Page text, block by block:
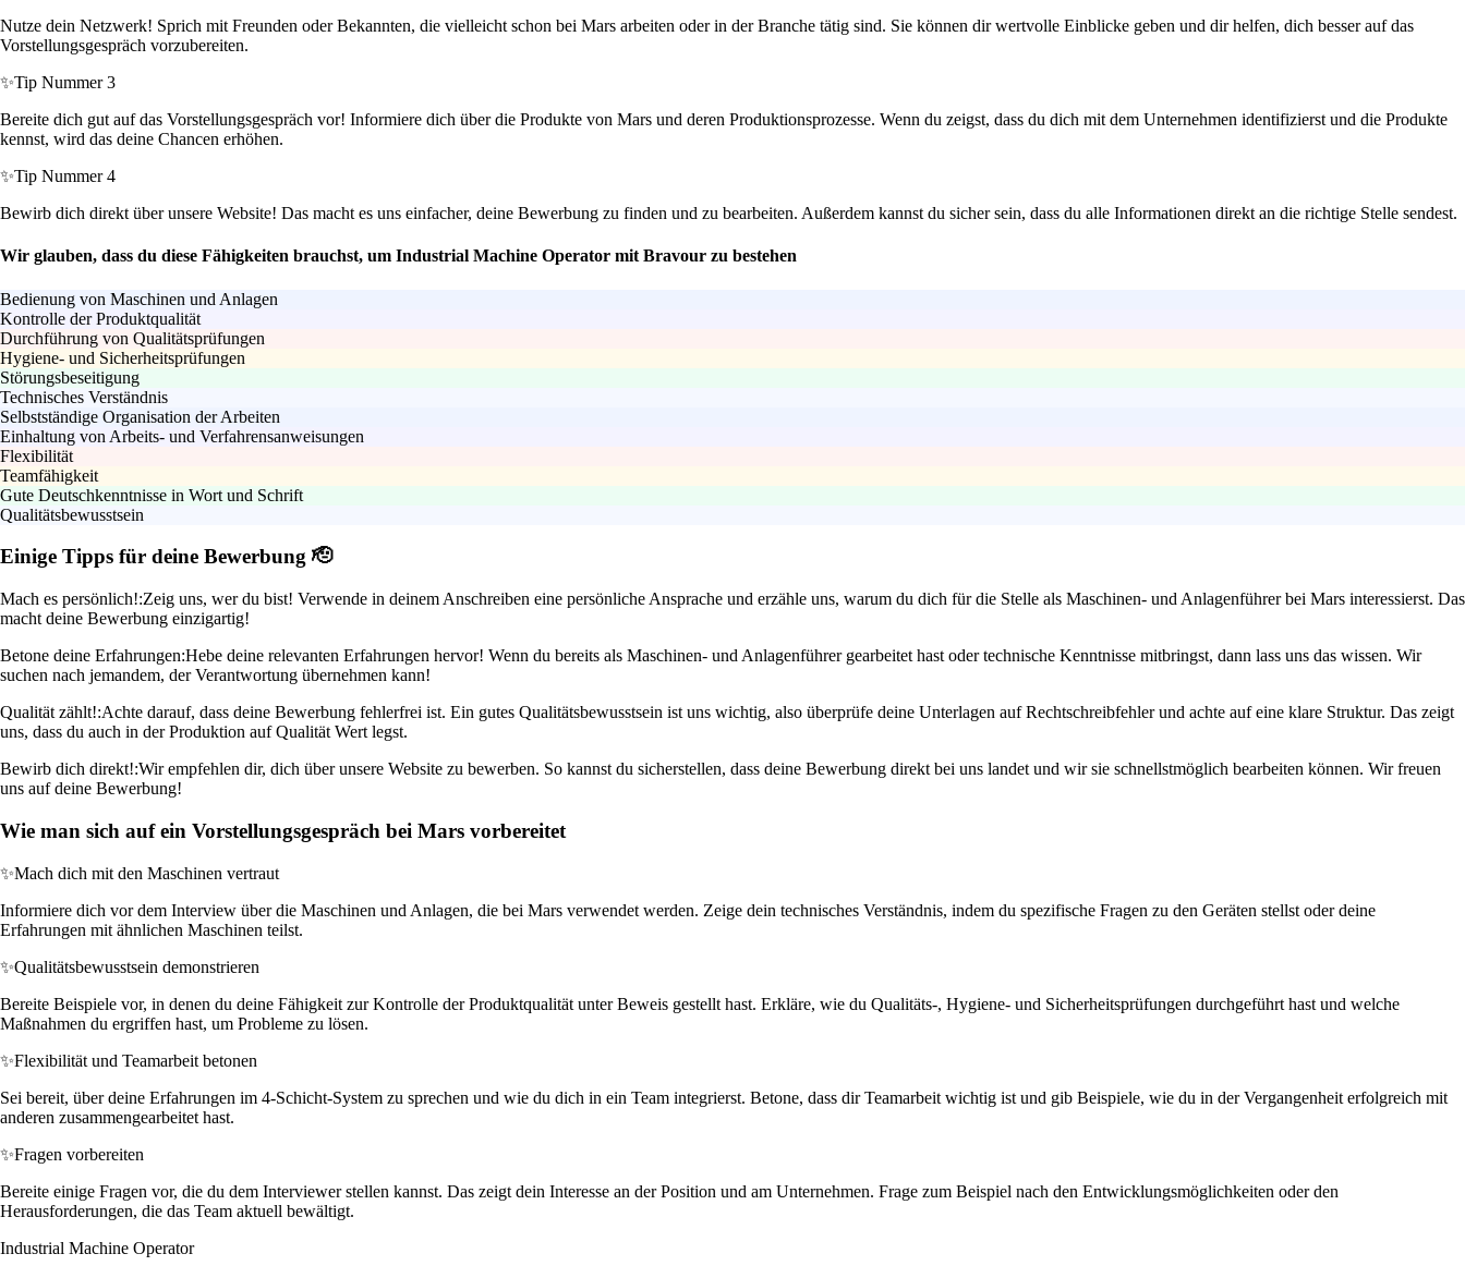
Nutze dein Netzwerk! Sprich mit Freunden oder Bekannten, die vielleicht schon bei Mars arbeiten oder in der Branche tätig sind. Sie können dir wertvolle Einblicke geben und dir helfen, dich besser auf das
Vorstellungsgespräch vorzubereiten.
✨Tip Nummer 3
Bereite dich gut auf das Vorstellungsgespräch vor! Informiere dich über die Produkte von Mars und deren Produktionsprozesse. Wenn du zeigst, dass du dich mit dem Unternehmen identifizierst und die Produkte
kennst, wird das deine Chancen erhöhen.
✨Tip Nummer 4
Bewirb dich direkt über unsere Website! Das macht es uns einfacher, deine Bewerbung zu finden und zu bearbeiten. Außerdem kannst du sicher sein, dass du alle Informationen direkt an die richtige Stelle sendest.
Wir glauben, dass du diese Fähigkeiten brauchst, um Industrial Machine Operator mit Bravour zu bestehen
Bedienung von Maschinen und Anlagen
Kontrolle der Produktqualität
Durchführung von Qualitätsprüfungen
Hygiene- und Sicherheitsprüfungen
Störungsbeseitigung
Technisches Verständnis
Selbstständige Organisation der Arbeiten
Einhaltung von Arbeits- und Verfahrensanweisungen
Flexibilität
Teamfähigkeit
Gute Deutschkenntnisse in Wort und Schrift
Qualitätsbewusstsein
Einige Tipps für deine Bewerbung 🫡
Mach es persönlich!:Zeig uns, wer du bist! Verwende in deinem Anschreiben eine persönliche Ansprache und erzähle uns, warum du dich für die Stelle als Maschinen- und Anlagenführer bei Mars interessierst. Das
macht deine Bewerbung einzigartig!
Betone deine Erfahrungen:Hebe deine relevanten Erfahrungen hervor! Wenn du bereits als Maschinen- und Anlagenführer gearbeitet hast oder technische Kenntnisse mitbringst, dann lass uns das wissen. Wir
suchen nach jemandem, der Verantwortung übernehmen kann!
Qualität zählt!:Achte darauf, dass deine Bewerbung fehlerfrei ist. Ein gutes Qualitätsbewusstsein ist uns wichtig, also überprüfe deine Unterlagen auf Rechtschreibfehler und achte auf eine klare Struktur. Das zeigt
uns, dass du auch in der Produktion auf Qualität Wert legst.
Bewirb dich direkt!:Wir empfehlen dir, dich über unsere Website zu bewerben. So kannst du sicherstellen, dass deine Bewerbung direkt bei uns landet und wir sie schnellstmöglich bearbeiten können. Wir freuen
uns auf deine Bewerbung!
Wie man sich auf ein Vorstellungsgespräch bei Mars vorbereitet
✨Mach dich mit den Maschinen vertraut
Informiere dich vor dem Interview über die Maschinen und Anlagen, die bei Mars verwendet werden. Zeige dein technisches Verständnis, indem du spezifische Fragen zu den Geräten stellst oder deine
Erfahrungen mit ähnlichen Maschinen teilst.
✨Qualitätsbewusstsein demonstrieren
Bereite Beispiele vor, in denen du deine Fähigkeit zur Kontrolle der Produktqualität unter Beweis gestellt hast. Erkläre, wie du Qualitäts-, Hygiene- und Sicherheitsprüfungen durchgeführt hast und welche
Maßnahmen du ergriffen hast, um Probleme zu lösen.
✨Flexibilität und Teamarbeit betonen
Sei bereit, über deine Erfahrungen im 4-Schicht-System zu sprechen und wie du dich in ein Team integrierst. Betone, dass dir Teamarbeit wichtig ist und gib Beispiele, wie du in der Vergangenheit erfolgreich mit
anderen zusammengearbeitet hast.
✨Fragen vorbereiten
Bereite einige Fragen vor, die du dem Interviewer stellen kannst. Das zeigt dein Interesse an der Position und am Unternehmen. Frage zum Beispiel nach den Entwicklungsmöglichkeiten oder den
Herausforderungen, die das Team aktuell bewältigt.
Industrial Machine Operator